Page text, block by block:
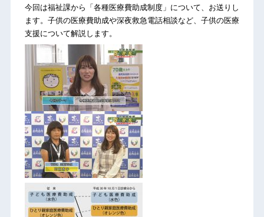
今回は福祉課から「各種医療費助成制度」について、お送りし
ます。子供の医療費助成や深夜救急電話相談など、子供の医療
支援について解説します。